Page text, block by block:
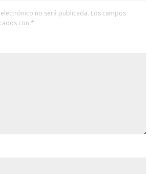
no será publicada. Los campos
con *